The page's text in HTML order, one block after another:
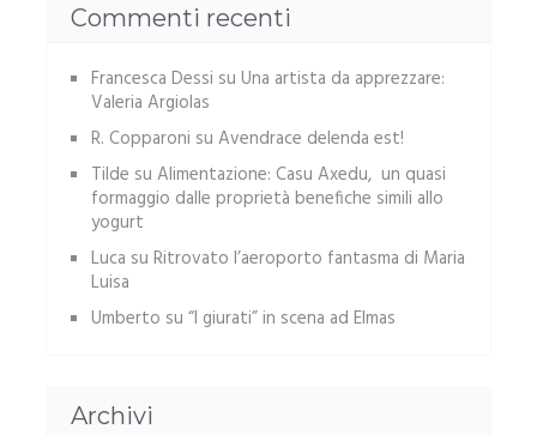
Commenti recenti
Francesca Dessi su Una artista da apprezzare:
Valeria Argiolas
R. Copparoni su Avendrace delenda est!
Tilde su Alimentazione: Casu Axedu, un quasi
formaggio dalle proprietà benefiche simili allo
yogurt
Luca su Ritrovato l’aeroporto fantasma di Maria
Luisa
Umberto su “I giurati” in scena ad Elmas
Archivi